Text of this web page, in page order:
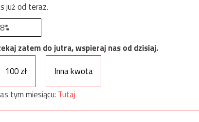
już od teraz.
8%
zatem do jutra, wspieraj nas od dzisiaj.
100 zł
Inna kwota
tym miesiącu: Tutaj